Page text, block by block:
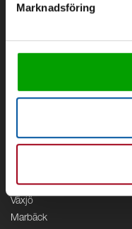
Marknadsföring
Områden
Vattenrening
V/A
Borås
Växjö
Marbäck